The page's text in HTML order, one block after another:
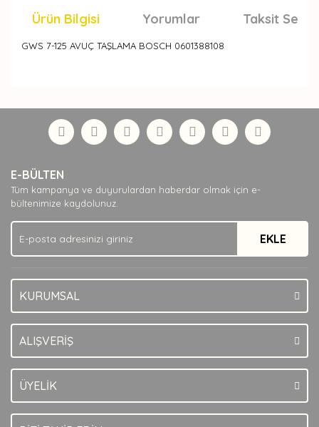
Ürün Bilgisi Yorumlar Taksit
GWS 7-125 AVUÇ TAŞLAMA BOSCH 0601388108
Yorum Yaz
formunu kullanarak tarafımıza iletebilirsiniz.
Görüş ve önerileriniz için teşekkür ederiz.
Ürün açıklamasında eksik bilgiler bulunuyor.
Ürün bilgilerinde hatalar bulunuyor.
Ürün fiyatı diğer sitelerden daha pahalı.
Bu ürüne benzer farklı alternatifler olmalı.
E-BÜLTEN
Tüm kampanya ve duyurulardan haberdar olmak için e-
bültenimize kaydolunuz.
EKLE
KURUMSAL
ALIŞVERİŞ
ÜYELİK